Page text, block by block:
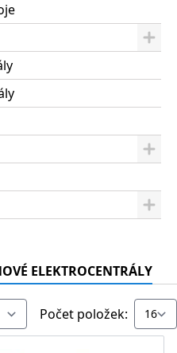
ELEKTROCENTRÁLY
Počet položek: